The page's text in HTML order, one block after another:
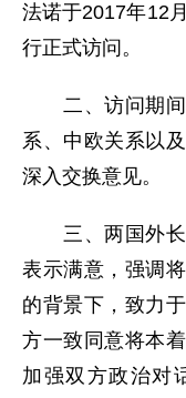
法诺于2017年12
行正式访问。
二、访问期间
系、中欧关系以
深入交换意见。
三、两国外长
表示满意，强调
的背景下，致力
方一致同意将本
加强双方政治对